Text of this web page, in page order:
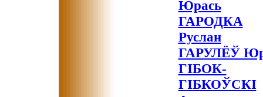
Юрась
ГАРОДКА
Руслан
ГАРУЛЁЎ
ГІБОК-
ГІБКОЎСКІ